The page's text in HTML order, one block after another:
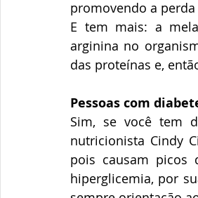
promovendo a
E tem mais: a
arginina no
das proteínas e,
Pessoas com
Sim, se você tem
nutricionista Cindy
pois causam picos
hiperglicemia, por